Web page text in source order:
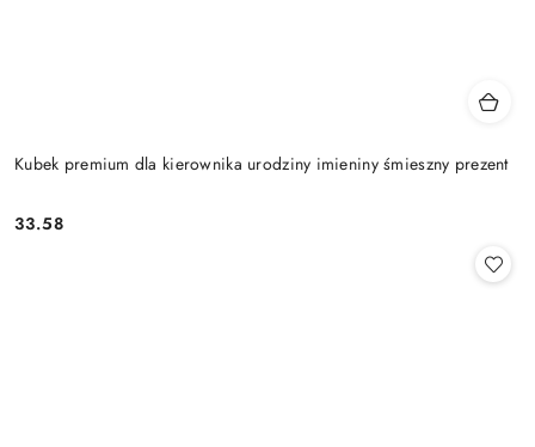
Kubek premium dla kierownika urodziny imieniny śmieszny prezent
Cena:
33.58